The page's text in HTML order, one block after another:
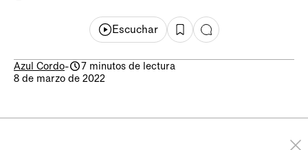
Escuchar
Azul Cordo-
7 minutos de lectura
8 de marzo de 2022